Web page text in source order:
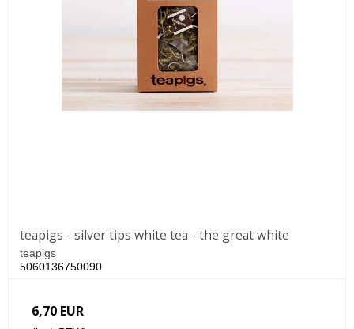
teapigs - silver tips white tea - the great white
teapigs
5060136750090
6,70 EUR